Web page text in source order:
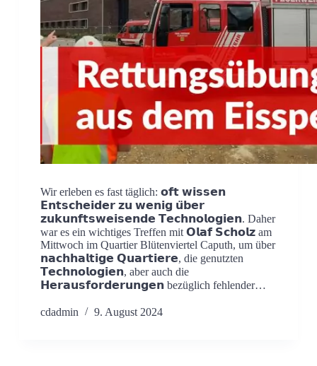
Wir erleben es fast täglich: 𝗼𝗳𝘁 𝘄𝗶𝘀𝘀𝗲𝗻
𝗘𝗻𝘁𝘀𝗰𝗵𝗲𝗶𝗱𝗲𝗿 𝘇𝘂 𝘄𝗲𝗻𝗶𝗴 𝘂̈𝗯𝗲𝗿
𝘇𝘂𝗸𝘂𝗻𝗳𝘁𝘀𝘄𝗲𝗶𝘀𝗲𝗻𝗱𝗲 𝗧𝗲𝗰𝗵𝗻𝗼𝗹𝗼𝗴𝗶𝗲𝗻. Daher
war es ein wichtiges Treffen mit 𝗢𝗹𝗮𝗳 𝗦𝗰𝗵𝗼𝗹𝘇 am
Mittwoch im Quartier Blütenviertel Caputh, um über
𝗻𝗮𝗰𝗵𝗵𝗮𝗹𝘁𝗶𝗴𝗲 𝗤𝘂𝗮𝗿𝘁𝗶𝗲𝗿𝗲, die genutzten
𝗧𝗲𝗰𝗵𝗻𝗼𝗹𝗼𝗴𝗶𝗲𝗻, aber auch die
𝗛𝗲𝗿𝗮𝘂𝘀𝗳𝗼𝗿𝗱𝗲𝗿𝘂𝗻𝗴𝗲𝗻 bezüglich fehlender…
cdadmin 9. August 2024